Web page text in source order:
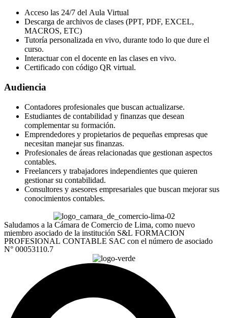
Acceso las 24/7 del Aula Virtual
Descarga de archivos de clases (PPT, PDF, EXCEL,
MACROS, ETC)
Tutoría personalizada en vivo, durante todo lo que dure el
curso.
Interactuar con el docente en las clases en vivo.
Certificado con código QR virtual.
Audiencia
Contadores profesionales que buscan actualizarse.
Estudiantes de contabilidad y finanzas que desean
complementar su formación.
Emprendedores y propietarios de pequeñas empresas que
necesitan manejar sus finanzas.
Profesionales de áreas relacionadas que gestionan aspectos
contables.
Freelancers y trabajadores independientes que quieren
gestionar su contabilidad.
Consultores y asesores empresariales que buscan mejorar sus
conocimientos contables.
Saludamos a la Cámara de Comercio de Lima, como nuevo
miembro asociado de la institución S&L FORMACION
PROFESIONAL CONTABLE SAC con el número de asociado
N° 00053110.7